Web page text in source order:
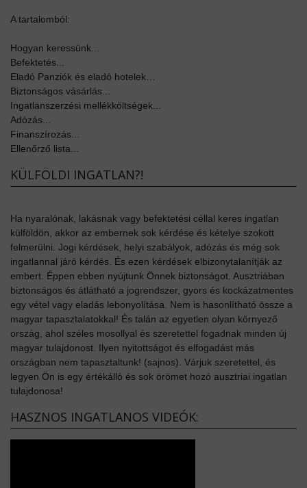
A tartalomból:
Hogyan keressünk...
Befektetés...
Eladó Panziók és eladó hotelek…
Biztonságos vásárlás...
Ingatlanszerzési mellékköltségek...
Adózás...
Finanszírozás...
Ellenőrző lista...
KÜLFÖLDI INGATLAN?!
Ha nyaralónak, lakásnak vagy befektetési céllal keres ingatlan
külföldön, akkor az embernek sok kérdése és kételye szokott
felmerülni. Jogi kérdések, helyi szabályok, adózás és még sok
ingatlannal járó kérdés. És ezen kérdések elbizonytalanítják az
embert. Éppen ebben nyújtunk Önnek biztonságot. Ausztriában
biztonságos és átlátható a jogrendszer, gyors és kockázatmentes
egy vétel vagy eladás lebonyolítása. Nem is hasonlítható össze a
magyar tapasztalatokkal! És talán az egyetlen olyan környező
ország, ahol széles mosollyal és szeretettel fogadnak minden új
magyar tulajdonost. Ilyen nyitottságot és elfogadást más
országban nem tapasztaltunk! (sajnos). Várjuk szeretettel, és
legyen Ön is egy értékálló és sok örömet hozó ausztriai ingatlan
tulajdonosa!
HASZNOS INGATLANOS VIDEÓK: